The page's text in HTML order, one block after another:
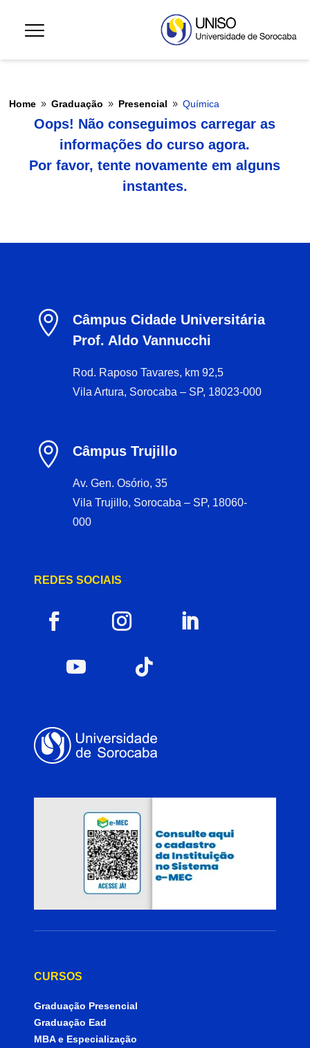
Home 9 Graduação 9 Presencial 9 Química
Oops! Não conseguimos carregar as
informações do curso agora.
Por favor, tente novamente em alguns
instantes.

Câmpus Cidade Universitária
Prof. Aldo Vannucchi
Rod. Raposo Tavares, km 92,5
Vila Artura, Sorocaba – SP, 18023-000
 Câmpus Trujillo
Av. Gen. Osório, 35
Vila Trujillo, Sorocaba – SP, 18060-
000
REDES SOCIAIS
CURSOS
Graduação Presencial
Graduação Ead
MBA e Especialização